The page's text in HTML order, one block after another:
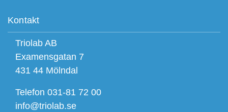
Kontakt
Triolab AB
Examensgatan 7
431 44 Mölndal
Telefon 031-81 72 00
info@triolab.se